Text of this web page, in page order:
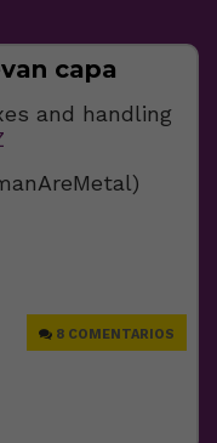
capa
and handling
8 COMENTARIOS